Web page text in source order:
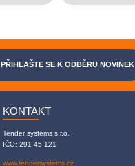
PŘIHLAŠTE SE K ODBĚRU NOVINEK
KONTAKT
Tender systems s.r.o.
IČO: 291 45 121
www.tendersystems.cz